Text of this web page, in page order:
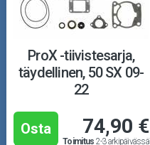
ProX -tiivistesarja,
täydellinen, 50 SX 09-
22
Osta 74,90 €
Toimitus 2-3 arkipäivässä